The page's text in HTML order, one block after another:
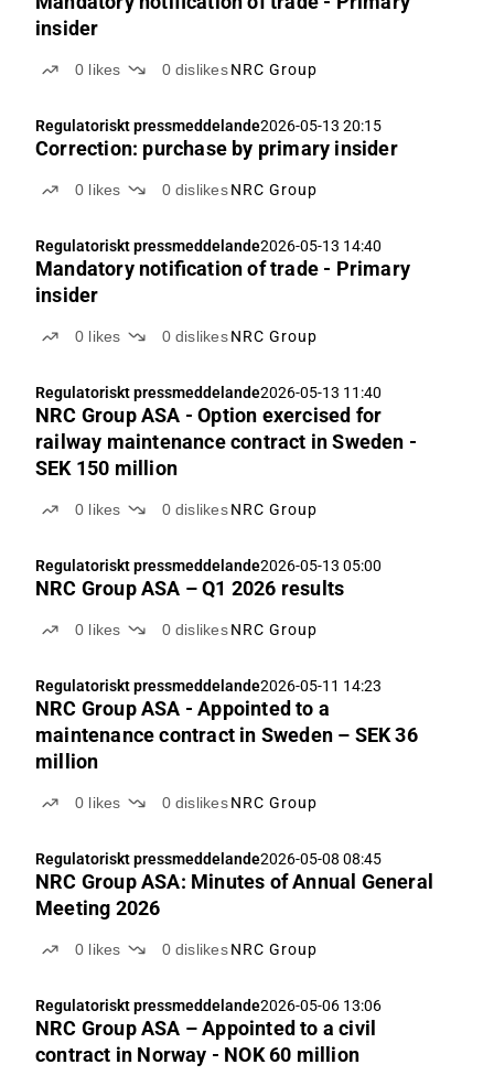
insider
0 likes 0 dislikes NRC Group
Regulatoriskt pressmeddelande2026-05-13 20:15
Correction: purchase by primary insider
0 likes 0 dislikes NRC Group
Regulatoriskt pressmeddelande2026-05-13 14:40
Mandatory notification of trade - Primary
insider
0 likes 0 dislikes NRC Group
Regulatoriskt pressmeddelande2026-05-13 11:40
NRC Group ASA - Option exercised for
railway maintenance contract in Sweden -
SEK 150 million
0 likes 0 dislikes NRC Group
Regulatoriskt pressmeddelande2026-05-13 05:00
NRC Group ASA – Q1 2026 results
0 likes 0 dislikes NRC Group
Regulatoriskt pressmeddelande2026-05-11 14:23
NRC Group ASA - Appointed to a
maintenance contract in Sweden – SEK 36
million
0 likes 0 dislikes NRC Group
Regulatoriskt pressmeddelande2026-05-08 08:45
NRC Group ASA: Minutes of Annual General
Meeting 2026
0 likes 0 dislikes NRC Group
Regulatoriskt pressmeddelande2026-05-06 13:06
NRC Group ASA – Appointed to a civil
contract in Norway - NOK 60 million